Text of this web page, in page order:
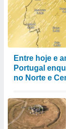
Entre hoje e
Portugal
no Norte e